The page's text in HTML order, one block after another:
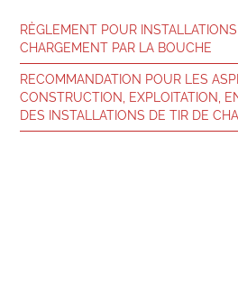
RÈGLEMENT POUR
CHARGEMENT PAR LA BOUCHE
RECOMMANDATION POUR LES
CONSTRUCTION, EXPLOITATION,
DES INSTALLATIONS DE TIR DE